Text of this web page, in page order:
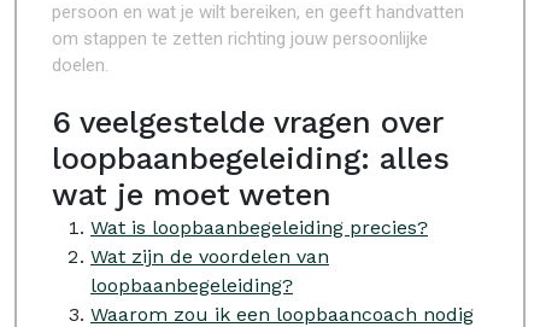
persoon en wat je wilt bereiken, en geeft handvatten
om stappen te zetten richting jouw persoonlijke
doelen.
6 veelgestelde vragen over
loopbaanbegeleiding: alles
wat je moet weten
Wat is loopbaanbegeleiding precies?
Wat zijn de voordelen van
loopbaanbegeleiding?
Waarom zou ik een loopbaancoach nodig